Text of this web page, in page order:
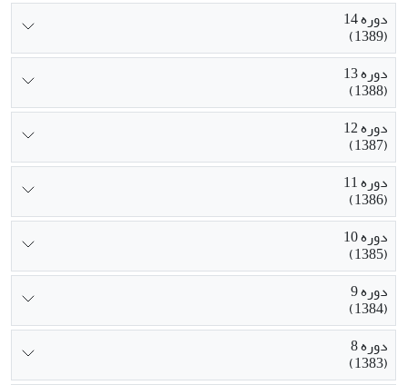
دوره 14
(1389)
دوره 13
(1388)
دوره 12
(1387)
دوره 11
(1386)
دوره 10
(1385)
دوره 9
(1384)
دوره 8
(1383)